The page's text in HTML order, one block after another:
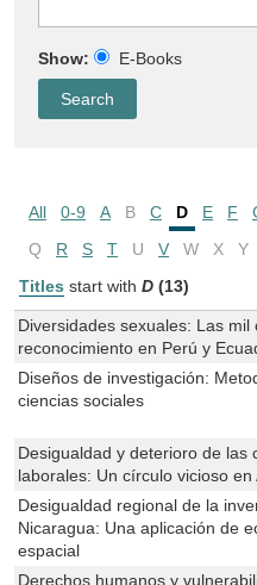
Show: E-Books
All 0-9 A B C D E F
Q
R S T U V W X Y
Titles start with D (13)
Diversidades sexuales: Las mil
reconocimiento en Perú y
Diseños de investigación:
ciencias sociales
Desigualdad y deterioro de las
laborales: Un círculo vicioso en
Desigualdad regional de la
Nicaragua: Una aplicación de
espacial
Derechos humanos y